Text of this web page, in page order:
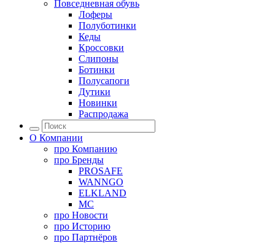
Повседневная обувь
Лоферы
Полуботинки
Кеды
Кроссовки
Слипоны
Ботинки
Полусапоги
Дутики
Новинки
Распродажа
О Компании
про Компанию
про Бренды
PROSAFE
WANNGO
ELKLAND
MC
про Новости
про Историю
про Партнёров